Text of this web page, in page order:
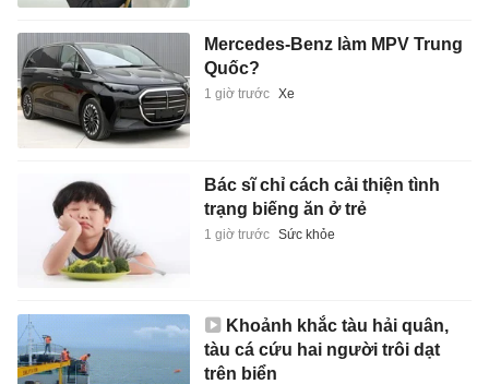
Mercedes-Benz làm MPV Trung
Quốc?
1 giờ trước Xe
Bác sĩ chỉ cách cải thiện tình
trạng biếng ăn ở trẻ
1 giờ trước Sức khỏe
Khoảnh khắc tàu hải quân,
tàu cá cứu hai người trôi dạt
trên biển